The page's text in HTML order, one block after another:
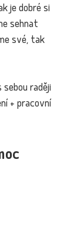
je dobré si
sehnat
své, tak
raději
+ pracovní